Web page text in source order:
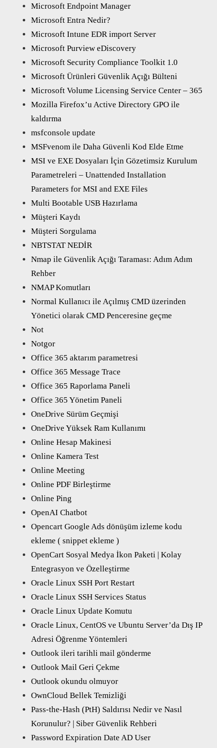
Microsoft Endpoint Manager
Microsoft Entra Nedir?
Microsoft Intune EDR import Server
Microsoft Purview eDiscovery
Microsoft Security Compliance Toolkit 1.0
Microsoft Ürünleri Güvenlik Açığı Bülteni
Microsoft Volume Licensing Service Center – 365
Mozilla Firefox’u Active Directory GPO ile
kaldırma
msfconsole update
MSFvenom ile Daha Güvenli Kod Elde Etme
MSI ve EXE Dosyaları İçin Gözetimsiz Kurulum
Parametreleri – Unattended Installation
Parameters for MSI and EXE Files
Multi Bootable USB Hazırlama
Müşteri Kaydı
Müşteri Sorgulama
NBTSTAT NEDİR
Nmap ile Güvenlik Açığı Taraması: Adım Adım
Rehber
NMAP Komutları
Normal Kullanıcı ile Açılmış CMD üzerinden
Yönetici olarak CMD Penceresine geçme
Not
Notgor
Office 365 aktarım parametresi
Office 365 Message Trace
Office 365 Raporlama Paneli
Office 365 Yönetim Paneli
OneDrive Sürüm Geçmişi
OneDrive Yüksek Ram Kullanımı
Online Hesap Makinesi
Online Kamera Test
Online Meeting
Online PDF Birleştirme
Online Ping
OpenAI Chatbot
Opencart Google Ads dönüşüm izleme kodu
ekleme ( snippet ekleme )
OpenCart Sosyal Medya İkon Paketi | Kolay
Entegrasyon ve Özelleştirme
Oracle Linux SSH Port Restart
Oracle Linux SSH Services Status
Oracle Linux Update Komutu
Oracle Linux, CentOS ve Ubuntu Server’da Dış IP
Adresi Öğrenme Yöntemleri
Outlook ileri tarihli mail gönderme
Outlook Mail Geri Çekme
Outlook okundu olmuyor
OwnCloud Bellek Temizliği
Pass-the-Hash (PtH) Saldırısı Nedir ve Nasıl
Korunulur? | Siber Güvenlik Rehberi
Password Expiration Date AD User